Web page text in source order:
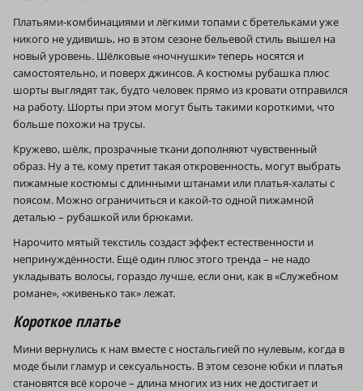
Платьями-комбинациями и лёгкими топами с бретельками уже
никого не удивишь, но в этом сезоне бельевой стиль вышел на
новый уровень. Шёлковые «ночнушки» теперь носятся и
самостоятельно, и поверх джинсов. А костюмы рубашка плюс
шорты выглядят так, будто человек прямо из кровати отправился
на работу. Шорты при этом могут быть такими короткими, что
больше похожи на трусы.
Кружево, шёлк, прозрачные ткани дополняют чувственный
образ. Ну а те, кому претит такая откровенность, могут выбрать
пижамные костюмы с длинными штанами или платья-халаты с
поясом. Можно ограничиться и какой-то одной пижамной
деталью – рубашкой или брюками.
Нарочито мятый текстиль создаст эффект естественности и
непринуждённости. Ещё один плюс этого тренда – не надо
укладывать волосы, гораздо лучше, если они, как в «Служебном
романе», «живенько так» лежат.
Короткое платье
Мини вернулись к нам вместе с ностальгией по нулевым, когда в
моде были гламур и сексуальность. В этом сезоне юбки и платья
становятся всё короче – длина многих из них не достигает и